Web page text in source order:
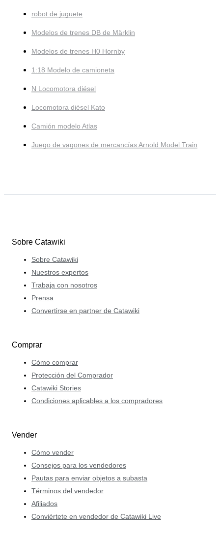
robot de juguete
Modelos de trenes DB de Märklin
Modelos de trenes H0 Hornby
1:18 Modelo de camioneta
N Locomotora diésel
Locomotora diésel Kato
Camión modelo Atlas
Juego de vagones de mercancías Arnold Model Train
Sobre Catawiki
Sobre Catawiki
Nuestros expertos
Trabaja con nosotros
Prensa
Convertirse en partner de Catawiki
Comprar
Cómo comprar
Protección del Comprador
Catawiki Stories
Condiciones aplicables a los compradores
Vender
Cómo vender
Consejos para los vendedores
Pautas para enviar objetos a subasta
Términos del vendedor
Afiliados
Conviértete en vendedor de Catawiki Live